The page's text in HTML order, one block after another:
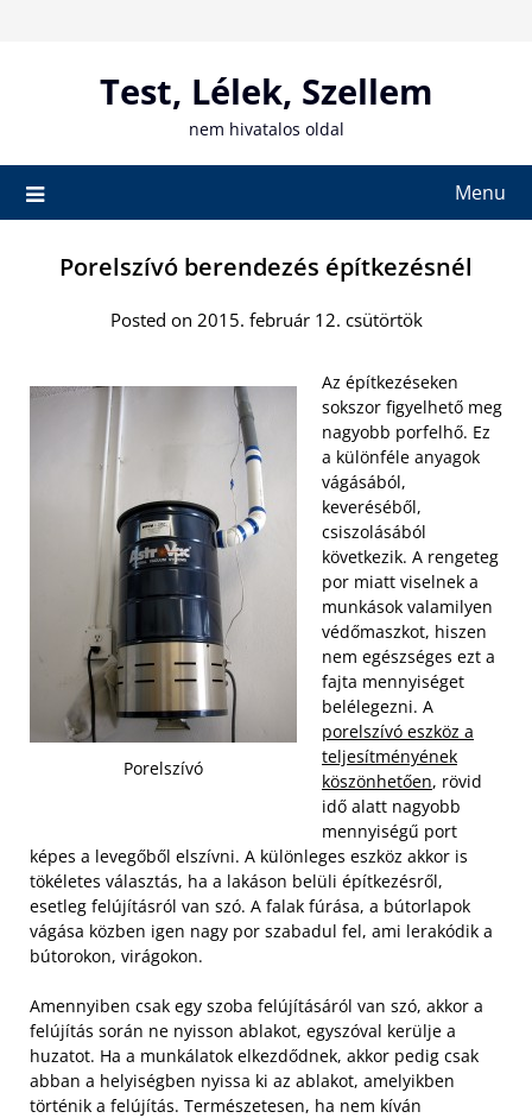
Test, Lélek, Szellem
nem hivatalos oldal
Menu
Porelszívó berendezés építkezésnél
Posted on 2015. február 12. csütörtök
Porelszívó
Az építkezéseken
sokszor figyelhető meg
nagyobb porfelhő. Ez
a különféle anyagok
vágásából,
keveréséből,
csiszolásából
következik. A rengeteg
por miatt viselnek a
munkások valamilyen
védőmaszkot, hiszen
nem egészséges ezt a
fajta mennyiséget
belélegezni. A
porelszívó eszköz a
teljesítményének
köszönhetően, rövid
idő alatt nagyobb
mennyiségű port
képes a levegőből elszívni. A különleges eszköz akkor is
tökéletes választás, ha a lakáson belüli építkezésről,
esetleg felújításról van szó. A falak fúrása, a bútorlapok
vágása közben igen nagy por szabadul fel, ami lerakódik a
bútorokon, virágokon.
Amennyiben csak egy szoba felújításáról van szó, akkor a
felújítás során ne nyisson ablakot, egyszóval kerülje a
huzatot. Ha a munkálatok elkezdődnek, akkor pedig csak
abban a helyiségben nyissa ki az ablakot, amelyikben
történik a felújítás. Természetesen, ha nem kíván